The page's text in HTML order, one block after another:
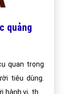
quảng
quan trọng
tiêu dùng.
vi, thói